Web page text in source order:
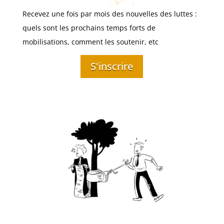
Recevez une fois par mois des nouvelles des luttes :
quels sont les prochains temps forts de
mobilisations, comment les soutenir, etc
S'inscrire